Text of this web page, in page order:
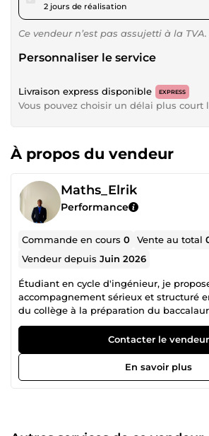
2 jours de réalisation
Ce vendeur n’est pas assujetti à la TVA.
Personnaliser le service
Livraison express disponible EXPRESS
Vous pouvez choisir un délai plus court
À propos du vendeur
Maths_Elrik
Performance
Commande en cours0 Vente au total
Vendeur depuisJuin 2026
Étudiant en cycle d'ingénieur, je
accompagnement sérieux et structuré
du collège à la préparation du
que je couvre sont : algèbre, analyse,
arithmétique, géométrie du programme
lycées Chaque séance est adaptée au
objectifs de l'élève. Je privilégie la
fondements avant l'application, afin de
d'une formation exigeante en classe
Contacter le vendeur
En savoir plus